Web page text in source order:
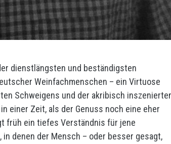
dienstlängsten und beständigsten
Weinfachmenschen – ein Virtuose
Schweigens und der akribisch
einer Zeit, als der Genuss noch eine eher
früh ein tiefes Verständnis für jene
denen der Mensch – oder besser gesagt,